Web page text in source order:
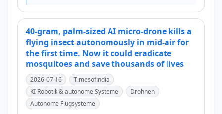
40-gram, palm-sized AI micro-drone kills a
flying insect autonomously in mid-air for
the first time. Now it could eradicate
mosquitoes and save thousands of lives
2026-07-16
Timesofindia
KI Robotik & autonome Systeme
Drohnen
Autonome Flugsysteme